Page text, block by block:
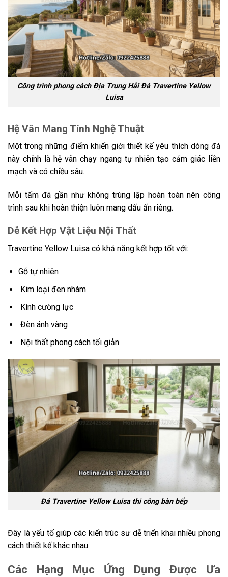
Công trình phong cách Địa Trung Hải Đá Travertine Yellow
Luisa
Hệ Vân Mang Tính Nghệ Thuật
Một trong những điểm khiến giới thiết kế yêu thích dòng đá
này chính là hệ vân chạy ngang tự nhiên tạo cảm giác liền
mạch và có chiều sâu.
Mỗi tấm đá gần như không trùng lặp hoàn toàn nên công
trình sau khi hoàn thiện luôn mang dấu ấn riêng.
Dễ Kết Hợp Vật Liệu Nội Thất
Travertine Yellow Luisa có khả năng kết hợp tốt với:
Gỗ tự nhiên
Kim loại đen nhám
Kính cường lực
Đèn ánh vàng
Nội thất phong cách tối giản
Đá Travertine Yellow Luisa thi công bàn bếp
Đây là yếu tố giúp các kiến trúc sư dễ triển khai nhiều phong
cách thiết kế khác nhau.
Các Hạng Mục Ứng Dụng Được Ưa